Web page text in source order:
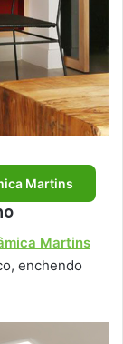
Martins
Martins
enchendo